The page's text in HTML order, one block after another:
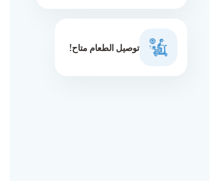
توصيل الطعام متاح!